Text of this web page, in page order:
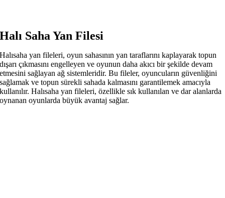
Halı Saha Yan Filesi
Halısaha yan fileleri, oyun sahasının yan taraflarını kaplayarak topun
dışarı çıkmasını engelleyen ve oyunun daha akıcı bir şekilde devam
etmesini sağlayan ağ sistemleridir. Bu fileler, oyuncuların güvenliğini
sağlamak ve topun sürekli sahada kalmasını garantilemek amacıyla
kullanılır. Halısaha yan fileleri, özellikle sık kullanılan ve dar alanlarda
oynanan oyunlarda büyük avantaj sağlar.